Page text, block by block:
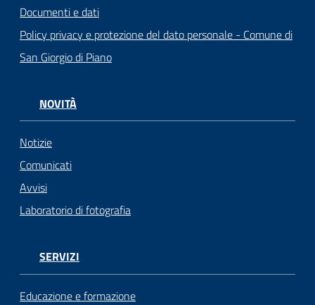
Documenti e dati
Policy privacy e protezione del dato personale - Comune di
San Giorgio di Piano
NOVITÀ
Notizie
Comunicati
Avvisi
Laboratorio di fotografia
SERVIZI
Educazione e formazione